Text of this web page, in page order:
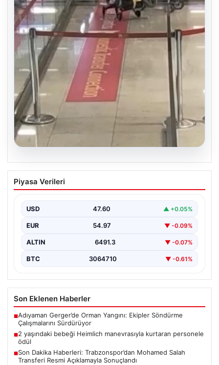
05.08.2026
2 yaşındaki bebeği Heimlich
manevrasıyla kurtaran personele ödül
Kurtaran Güvenlik Görevlilerine Takdir Ödülü”,
“content”: “…
Piyasa Verileri
USD 47.60 ▲ +0.05%
EUR 54.97 ▼ -0.09%
ALTIN 6491.3 ▼ -0.07%
BTC 3064710 ▼ -0.61%
Son Eklenen Haberler
■Adıyaman Gerger’de Orman Yangını: Ekipler Söndürme
Çalışmalarını Sürdürüyor
■2 yaşındaki bebeği Heimlich manevrasıyla kurtaran personele
ödül
■Son Dakika Haberleri: Trabzonspor’dan Mohamed Salah
Transferi Resmi Açıklamayla Sonuçlandı